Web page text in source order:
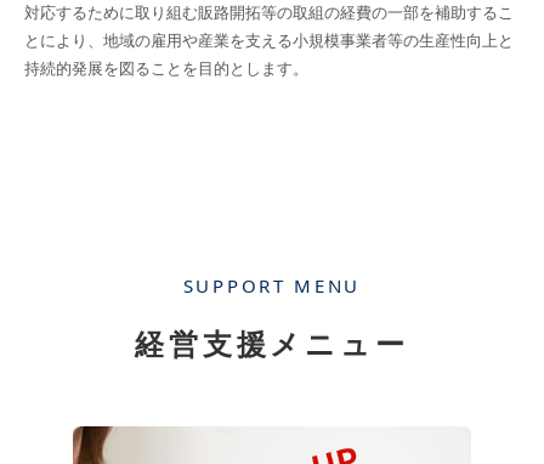
対応するために取り組む販路開拓等の取組の経費の一部を補助するこ
とにより、地域の雇用や産業を支える小規模事業者等の生産性向上と
持続的発展を図ることを目的とします。
SUPPORT MENU
経営支援メニュー